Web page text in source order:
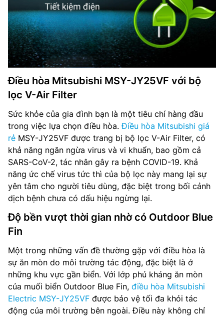
Điều hòa Mitsubishi MSY-JY25VF với bộ
lọc V-Air Filter
Sức khỏe của gia đình bạn là một tiêu chí hàng đầu
trong việc lựa chọn điều hòa.Điều hòa Mitsubishi giá
rẻ MSY-JY25VF được trang bị bộ lọc V-Air Filter, có
khả năng ngăn ngừa virus và vi khuẩn, bao gồm cả
SARS-CoV-2, tác nhân gây ra bệnh COVID-19. Khả
năng ức chế virus tức thì của bộ lọc này mang lại sự
yên tâm cho người tiêu dùng, đặc biệt trong bối cảnh
dịch bệnh chưa có dấu hiệu ngừng lại.
Độ bền vượt thời gian nhờ có Outdoor Blue
Fin
Một trong những vấn đề thường gặp với điều hòa là
sự ăn mòn do môi trường tác động, đặc biệt là ở
những khu vực gần biển. Với lớp phủ kháng ăn mòn
của muối biển Outdoor Blue Fin, điều hòa Mitsubishi
Electric MSY-JY25VF được bảo vệ tối đa khỏi tác
động của môi trường bên ngoài. Điều này không chỉ